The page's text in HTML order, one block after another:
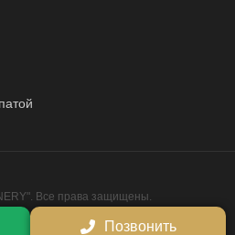
Позвонить
Все права защищены.